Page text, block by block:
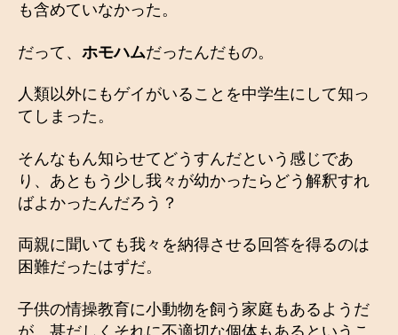
も含めていなかった。
だって、 ホモハムだったんだもの。
人類以外にもゲイがいることを中学生にして知っ
てしまった。
そんなもん知らせてどうすんだという感じであ
り、あともう少し我々が幼かったらどう解釈すれ
ばよかったんだろう？
両親に聞いても我々を納得させる回答を得るのは
困難だったはずだ。
子供の情操教育に小動物を飼う家庭もあるようだ
が、甚だしくそれに不適切な個体もあるというこ